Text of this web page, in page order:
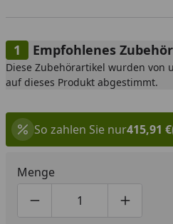
Empfohlenes
Diese Zubehörartikel wurden von
auf dieses Produkt abgestimmt.
So zahlen Sie nur415,91 €
Menge
Produktmenge um eins
Produktmenge